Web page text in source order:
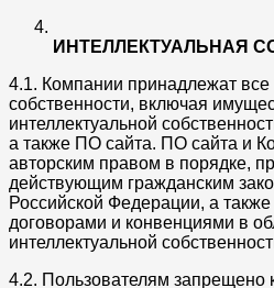
ИНТЕЛЛЕКТУАЛЬНАЯ
4.1. Компании принадлежат
собственности, включая
интеллектуальной
а также ПО сайта. ПО сайта и
авторским правом в порядке,
действующим гражданским
Российской Федерации, а
договорами и конвенциями в
интеллектуальной
4.2. Пользователям запрещено